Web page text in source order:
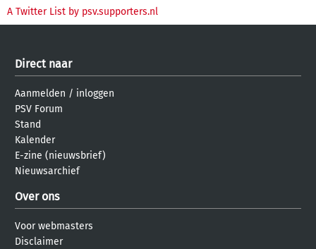
A Twitter List by psv.supporters.nl
Direct naar
Aanmelden / inloggen
PSV Forum
Stand
Kalender
E-zine (nieuwsbrief)
Nieuwsarchief
Over ons
Voor webmasters
Disclaimer